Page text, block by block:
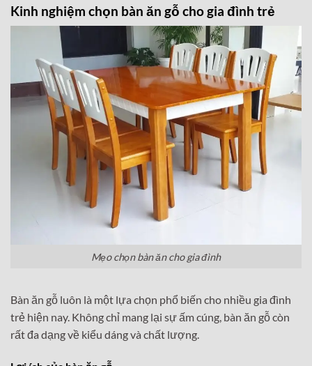
Kinh nghiệm chọn bàn ăn gỗ cho gia đình trẻ
Mẹo chọn bàn ăn cho gia đình
Bàn ăn gỗ luôn là một lựa chọn phổ biến cho nhiều gia đình
trẻ hiện nay. Không chỉ mang lại sự ấm cúng, bàn ăn gỗ còn
rất đa dạng về kiểu dáng và chất lượng.